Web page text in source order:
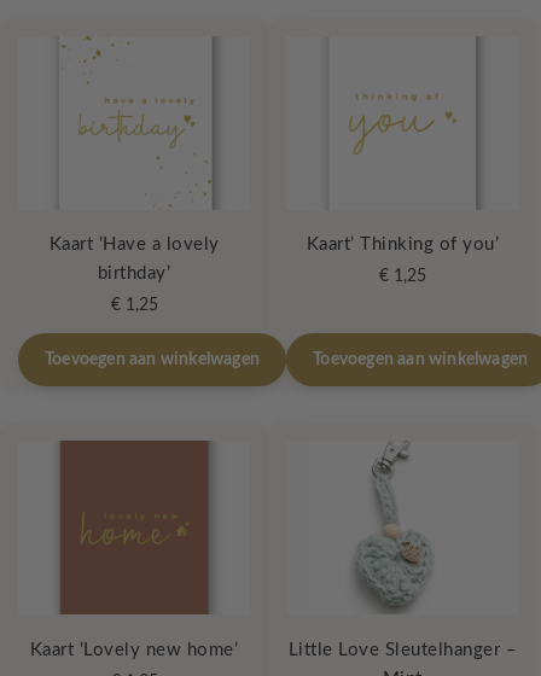
Kaart ‘Have a lovely
birthday’
€1,25
Toevoegen aan winkelwagen
Kaart’ Thinking of you’
€1,25
Toevoegen aan winkelwagen
Kaart ‘Lovely new home’
Little Love Sleutelhanger –